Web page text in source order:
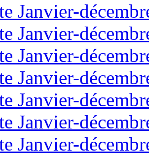
Janvier-
Janvier-
Janvier-
Janvier-
Janvier-
Janvier-
Janvier-